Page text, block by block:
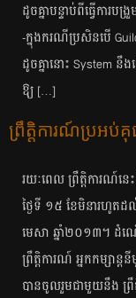
ដូច​គ្នា​បន្ទាប់​ពី​ធ្វើ​ការ​ប
-ក្នុង​ករណី​ប្រសិន​បើ​
ដូច​គ្នា​នោះ System នឹង​ធ្
ឱ្យ​ […]
ព្រឹត្តិការណ៍ប្រអប់​គុ
រយៈពេល ព្រឹត្តិការណ៍​នេ
ថ្ងៃ​ទី ១៥ ខែ​មិនា​រហូត​ដ
មេសា​ ឆ្នាំ២០១៣។ ដំណ
ព្រឹត្តិការណ៍​ អ្នក​កម្សាន្
បាន​ចូល​រួម​ជាមួយ​នឹង​​​ ព្រឹ